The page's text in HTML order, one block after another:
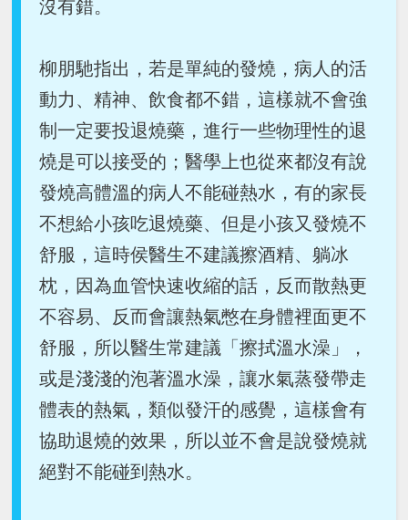
沒有錯。
柳朋馳指出，若是單純的發燒，病人的活
動力、精神、飲食都不錯，這樣就不會強
制一定要投退燒藥，進行一些物理性的退
燒是可以接受的；醫學上也從來都沒有說
發燒高體溫的病人不能碰熱水，有的家長
不想給小孩吃退燒藥、但是小孩又發燒不
舒服，這時侯醫生不建議擦酒精、躺冰
枕，因為血管快速收縮的話，反而散熱更
不容易、反而會讓熱氣憋在身體裡面更不
舒服，所以醫生常建議「擦拭溫水澡」，
或是淺淺的泡著溫水澡，讓水氣蒸發帶走
體表的熱氣，類似發汗的感覺，這樣會有
協助退燒的效果，所以並不會是說發燒就
絕對不能碰到熱水。